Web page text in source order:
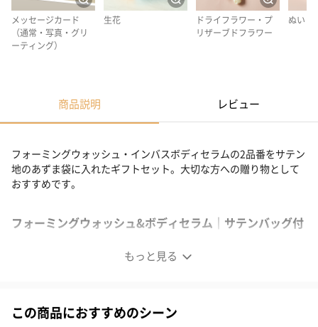
メッセージカード
（通常・写真・グリ
ーティング）
生花
ドライフラワー・プ
リザーブドフラワー
ぬいぐ
商品説明 レビュー
もっと見る
フォーミングウォッシュ・インバスボディセラムの2品番をサテン
地のあずま袋に入れたギフトセット。大切な方への贈り物として
おすすめです。
フォーミングウォッシュ&ボディセラム｜サテンバッグ付
この商品におすすめのシーン